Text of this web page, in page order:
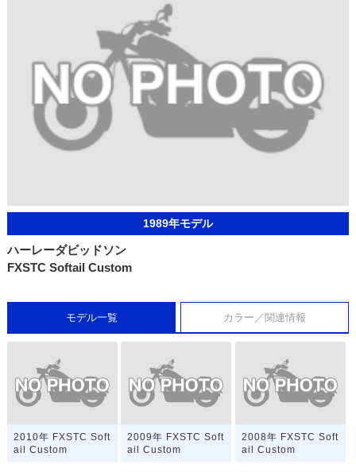
1989年モデル
ハーレーダビッドソン
FXSTC Softail Custom
モデル一覧 カラー／関連情報
2010年 FXSTC Soft
ail Custom
2009年 FXSTC Soft
ail Custom
2008年 FXSTC Soft
ail Custom